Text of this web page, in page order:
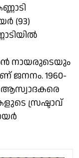
(93)
നായരുടെയും
1960-
സ്രഷ്ടാവ്